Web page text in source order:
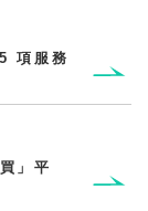
項服務
」平